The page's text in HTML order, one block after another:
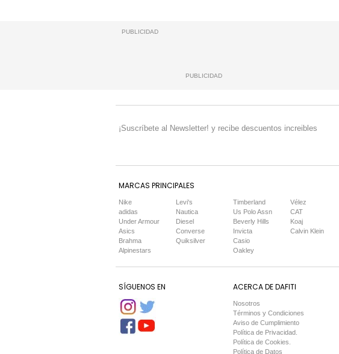
PUBLICIDAD
PUBLICIDAD
¡Suscríbete al Newsletter! y recibe descuentos increibles
MARCAS PRINCIPALES
Nike
adidas
Under Armour
Asics
Brahma
Alpinestars
Levi's
Nautica
Diesel
Converse
Quiksilver
Timberland
Us Polo Assn
Beverly Hills
Invicta
Casio
Oakley
Vélez
CAT
Koaj
Calvin Klein
SÍGUENOS EN ACERCA DE DAFITI
Nosotros
Términos y Condiciones
Aviso de Cumplimiento
Política de Privacidad.
Política de Cookies.
Política de Datos